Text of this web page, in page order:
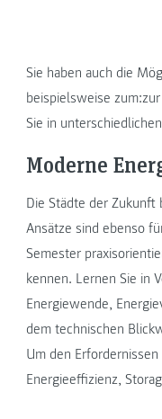
Sie haben auch die
beispielsweise
Sie in
Moderne
Die Städte der
Ansätze sind ebenso
Semester
kennen. Lernen Sie in
Energiewende,
dem technischen
Um den
Energieeffizienz,